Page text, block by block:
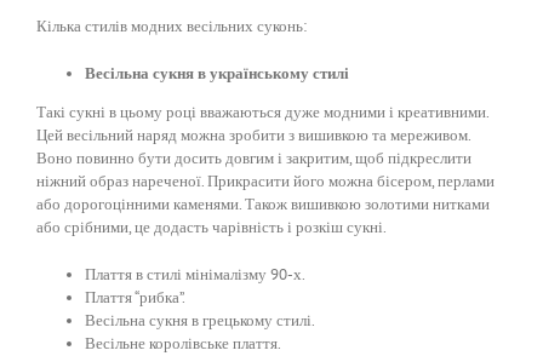
Кілька стилів модних весільних суконь:
Весільна сукня в українському стилі
Такі сукні в цьому році вважаються дуже модними і креативними.
Цей весільний наряд можна зробити з вишивкою та мереживом.
Воно повинно бути досить довгим і закритим, щоб підкреслити
ніжний образ нареченої. Прикрасити його можна бісером, перлами
або дорогоцінними каменями. Також вишивкою золотими нитками
або срібними, це додасть чарівність і розкіш сукні.
Плаття в стилі мінімалізму 90-х.
Плаття “рибка”.
Весільна сукня в грецькому стилі.
Весільне королівське плаття.